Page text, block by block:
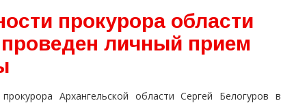
прокурора области
личный прием
Архангельской области Сергей Белогуров в